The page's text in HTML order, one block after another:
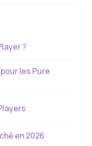
?
les Pure
en 2026